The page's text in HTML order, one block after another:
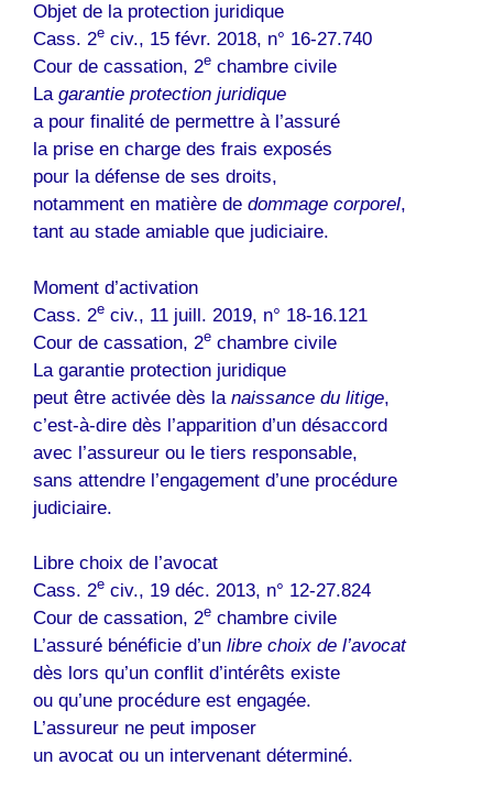
Objet de la protection juridique
Cass. 2e civ., 15 févr. 2018, n° 16-27.740
Cour de cassation, 2e chambre civile
La garantie protection juridique
a pour finalité de permettre à l’assuré
la prise en charge des frais exposés
pour la défense de ses droits,
notamment en matière de dommage corporel,
tant au stade amiable que judiciaire.
Moment d’activation
Cass. 2e civ., 11 juill. 2019, n° 18-16.121
Cour de cassation, 2e chambre civile
La garantie protection juridique
peut être activée dès la naissance du litige,
c’est-à-dire dès l’apparition d’un désaccord
avec l’assureur ou le tiers responsable,
sans attendre l’engagement d’une procédure
judiciaire.
Libre choix de l’avocat
Cass. 2e civ., 19 déc. 2013, n° 12-27.824
Cour de cassation, 2e chambre civile
L’assuré bénéficie d’un libre choix de l’avocat
dès lors qu’un conflit d’intérêts existe
ou qu’une procédure est engagée.
L’assureur ne peut imposer
un avocat ou un intervenant déterminé.